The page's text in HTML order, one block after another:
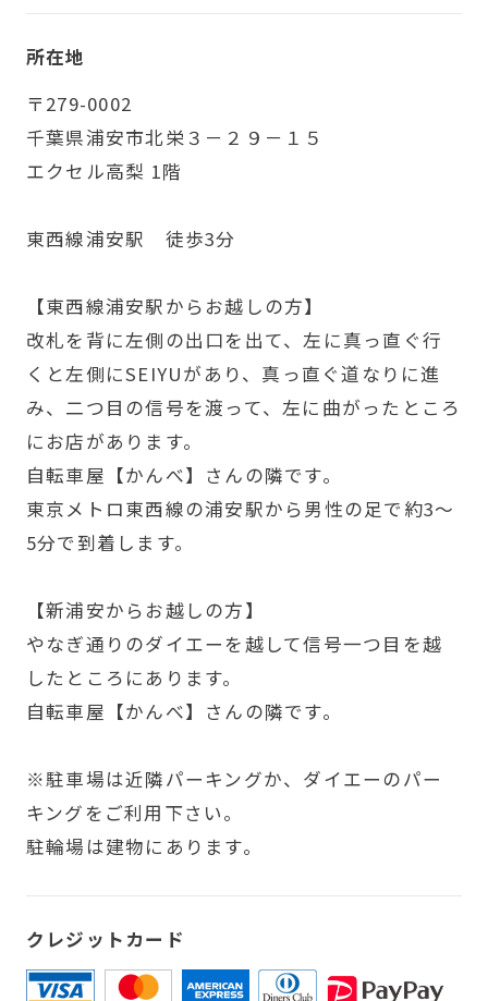
所在地
〒279-0002
千葉県浦安市北栄３－２９－１５
エクセル高梨 1階
東西線浦安駅 徒歩3分
【東西線浦安駅からお越しの方】
改札を背に左側の出口を出て、左に真っ直ぐ行
くと左側にSEIYUがあり、真っ直ぐ道なりに進
み、二つ目の信号を渡って、左に曲がったところ
にお店があります。
自転車屋【かんべ】さんの隣です。
東京メトロ東西線の浦安駅から男性の足で約3～
5分で到着します。
【新浦安からお越しの方】
やなぎ通りのダイエーを越して信号一つ目を越
したところにあります。
自転車屋【かんべ】さんの隣です。
※駐車場は近隣パーキングか、ダイエーのパー
キングをご利用下さい。
駐輪場は建物にあります。
クレジットカード